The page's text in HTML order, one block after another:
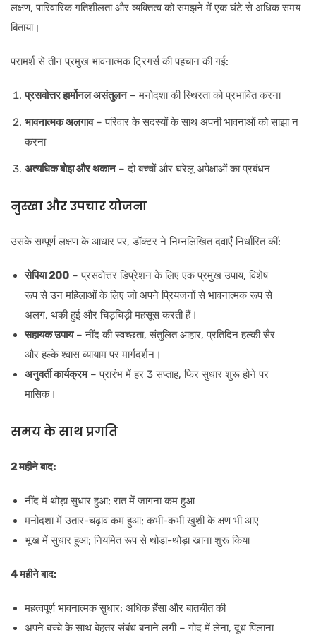
लक्षण, पारिवारिक गतिशीलता और व्यक्तित्व को समझने में एक घंटे से अधिक समय
बिताया।
परामर्श से तीन प्रमुख भावनात्मक ट्रिगर्स की पहचान की गई:
प्रसवोत्तर हार्मोनल असंतुलन– मनोदशा की स्थिरता को प्रभावित करना
भावनात्मक अलगाव– परिवार के सदस्यों के साथ अपनी भावनाओं को साझा न
करना
अत्यधिक बोझ और थकान– दो बच्चों और घरेलू अपेक्षाओं का प्रबंधन
नुस्खा और उपचार योजना
उसके सम्पूर्ण लक्षण के आधार पर, डॉक्टर ने निम्नलिखित दवाएँ निर्धारित कीं:
सेपिया 200 – प्रसवोत्तर डिप्रेशन के लिए एक प्रमुख उपाय, विशेष
रूप से उन महिलाओं के लिए जो अपने प्रियजनों से भावनात्मक रूप से
अलग, थकी हुई और चिड़चिड़ी महसूस करती हैं।
सहायक उपाय– नींद की स्वच्छता, संतुलित आहार, प्रतिदिन हल्की सैर
और हल्के श्वास व्यायाम पर मार्गदर्शन।
अनुवर्ती कार्यक्रम– प्रारंभ में हर 3 सप्ताह, फिर सुधार शुरू होने पर
मासिक।
समय के साथ प्रगति
2 महीने बाद:
नींद में थोड़ा सुधार हुआ; रात में जागना कम हुआ
मनोदशा में उतार-चढ़ाव कम हुआ; कभी-कभी खुशी के क्षण भी आए
भूख में सुधार हुआ; नियमित रूप से थोड़ा-थोड़ा खाना शुरू किया
4 महीने बाद:
महत्वपूर्ण भावनात्मक सुधार; अधिक हँसा और बातचीत की
अपने बच्चे के साथ बेहतर संबंध बनाने लगी – गोद में लेना, दूध पिलाना